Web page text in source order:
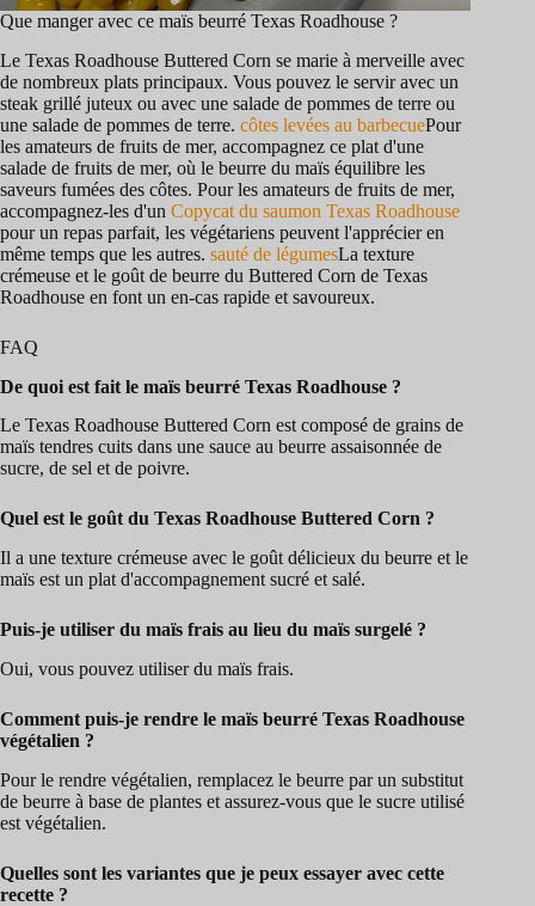
Que manger avec ce maïs beurré Texas Roadhouse ?
Le Texas Roadhouse Buttered Corn se marie à merveille avec
de nombreux plats principaux. Vous pouvez le servir avec un
steak grillé juteux ou avec une salade de pommes de terre ou
une salade de pommes de terre. côtes levées au barbecuePour
les amateurs de fruits de mer, accompagnez ce plat d'une
salade de fruits de mer, où le beurre du maïs équilibre les
saveurs fumées des côtes. Pour les amateurs de fruits de mer,
accompagnez-les d'un Copycat du saumon Texas Roadhouse
pour un repas parfait, les végétariens peuvent l'apprécier en
même temps que les autres. sauté de légumesLa texture
crémeuse et le goût de beurre du Buttered Corn de Texas
Roadhouse en font un en-cas rapide et savoureux.
FAQ
De quoi est fait le maïs beurré Texas Roadhouse ?
Le Texas Roadhouse Buttered Corn est composé de grains de
maïs tendres cuits dans une sauce au beurre assaisonnée de
sucre, de sel et de poivre.
Quel est le goût du Texas Roadhouse Buttered Corn ?
Il a une texture crémeuse avec le goût délicieux du beurre et le
maïs est un plat d'accompagnement sucré et salé.
Puis-je utiliser du maïs frais au lieu du maïs surgelé ?
Oui, vous pouvez utiliser du maïs frais.
Comment puis-je rendre le maïs beurré Texas Roadhouse
végétalien ?
Pour le rendre végétalien, remplacez le beurre par un substitut
de beurre à base de plantes et assurez-vous que le sucre utilisé
est végétalien.
Quelles sont les variantes que je peux essayer avec cette
recette ?